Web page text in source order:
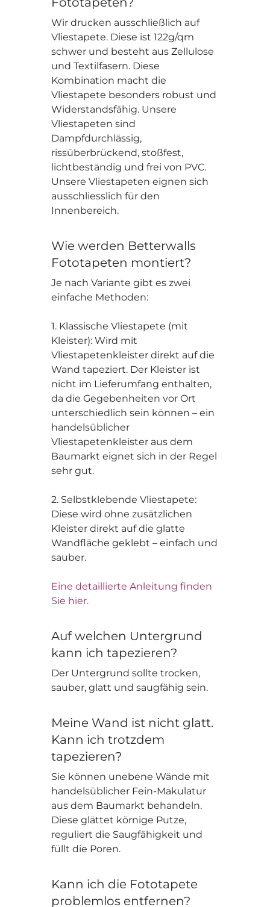
Wir drucken ausschließlich auf
Vliestapete. Diese ist 122g/qm
schwer und besteht aus Zellulose
und Textilfasern. Diese
Kombination macht die
Vliestapete besonders robust und
Widerstandsfähig. Unsere
Vliestapeten sind
Dampfdurchlässig,
rissüberbrückend, stoßfest,
lichtbeständig und frei von PVC.
Unsere Vliestapeten eignen sich
ausschliesslich für den
Innenbereich.
Wie werden Betterwalls
Fototapeten montiert?
Je nach Variante gibt es zwei
einfache Methoden:
1. Klassische Vliestapete (mit
Kleister): Wird mit
Vliestapetenkleister direkt auf die
Wand tapeziert. Der Kleister ist
nicht im Lieferumfang enthalten,
da die Gegebenheiten vor Ort
unterschiedlich sein können – ein
handelsüblicher
Vliestapetenkleister aus dem
Baumarkt eignet sich in der Regel
sehr gut.
2. Selbstklebende Vliestapete:
Diese wird ohne zusätzlichen
Kleister direkt auf die glatte
Wandfläche geklebt – einfach und
sauber.
Eine detaillierte Anleitung finden
Sie hier.
Auf welchen Untergrund
kann ich tapezieren?
Der Untergrund sollte trocken,
sauber, glatt und saugfähig sein.
Meine Wand ist nicht glatt.
Kann ich trotzdem
tapezieren?
Sie können unebene Wände mit
handelsüblicher Fein-Makulatur
aus dem Baumarkt behandeln.
Diese glättet körnige Putze,
reguliert die Saugfähigkeit und
füllt die Poren.
Kann ich die Fototapete
problemlos entfernen?